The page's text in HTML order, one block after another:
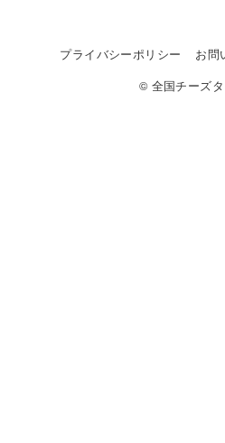
プライバシーポリシー お問
© 全国チーズ